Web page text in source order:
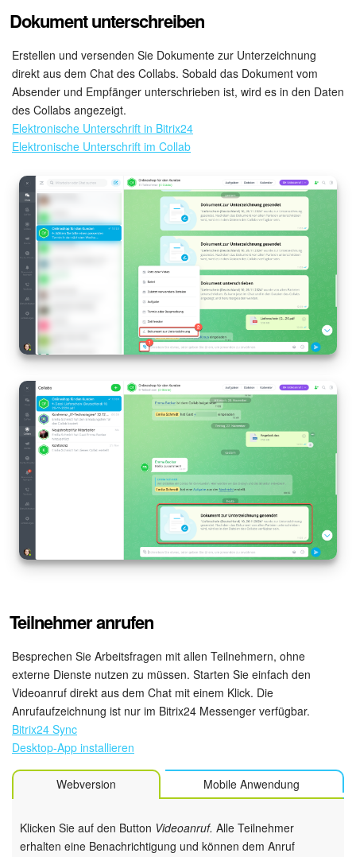
Dokument unterschreiben
Erstellen und versenden Sie Dokumente zur Unterzeichnung
direkt aus dem Chat des Collabs. Sobald das Dokument vom
Absender und Empfänger unterschrieben ist, wird es in den Daten
des Collabs angezeigt.
Elektronische Unterschrift in Bitrix24
Elektronische Unterschrift im Collab
Teilnehmer anrufen
Besprechen Sie Arbeitsfragen mit allen Teilnehmern, ohne
externe Dienste nutzen zu müssen. Starten Sie einfach den
Videoanruf direkt aus dem Chat mit einem Klick. Die
Anrufaufzeichnung ist nur im Bitrix24 Messenger verfügbar.
Bitrix24 Sync
Desktop-App installieren
Webversion Mobile Anwendung
Klicken Sie auf den Button Videoanruf. Alle Teilnehmer
erhalten eine Benachrichtigung und können dem Anruf